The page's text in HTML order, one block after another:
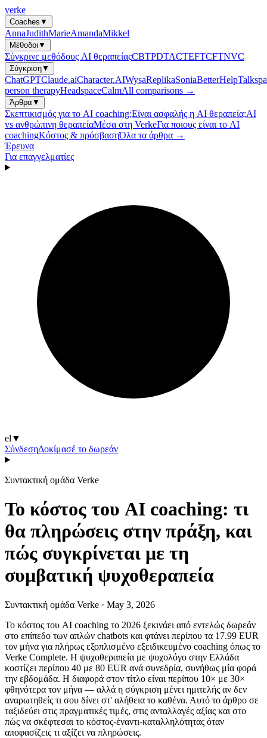
verke
Coaches ▼
AnnaJudithMarieAmandaMikkel
Μέθοδοι▼
Σύγκρινε μεθόδους AI θεραπείαςCBTPDTACTEFTCFTNVC
Σύγκριση▼
ChatGPTClaude.aiCharacter.AIWysaReplikaSoniaBetterHelp
person therapyHeadspaceCalmAll comparisons →
Άρθρα ▼
Σκεπτικισμός για το AI coaching;Είναι ασφαλής η AI θεραπεία;AI
vs ανθρώπινη θεραπείαΜέσα στη VerkeΓια ποιους είναι το AI
coachingΚόστος & πρόσβασηΌλα τα άρθρα →
Έρευνα
Για επαγγελματίες
el ▼
ΣύνδεσηΔοκίμασέ το δωρεάν
Συντακτική ομάδα Verke
Το κόστος του AI coaching: τι
θα πληρώσεις στην πράξη, και
πώς συγκρίνεται με τη
συμβατική ψυχοθεραπεία
Συντακτική ομάδα Verke · May 3, 2026
Το κόστος του AI coaching το 2026 ξεκινάει από εντελώς δωρεάν
στο επίπεδο των απλών chatbots και φτάνει περίπου τα 17.99 EUR
τον μήνα για πλήρως εξοπλισμένο εξειδικευμένο coaching όπως το
Verke Complete. Η ψυχοθεραπεία με ψυχολόγο στην Ελλάδα
κοστίζει περίπου 40 με 80 EUR ανά συνεδρία, συνήθως μία φορά
την εβδομάδα. Η διαφορά στον τίτλο είναι περίπου 10× με 30×
φθηνότερα τον μήνα — αλλά η σύγκριση μένει ημιτελής αν δεν
αναρωτηθείς τι σου δίνει στ' αλήθεια το καθένα. Αυτό το άρθρο σε
ταξιδεύει στις πραγματικές τιμές, στις ανταλλαγές αξίας και στο
πώς να σκέφτεσαι το κόστος-έναντι-καταλληλότητας όταν
αποφασίζεις τι αξίζει να πληρώσεις.